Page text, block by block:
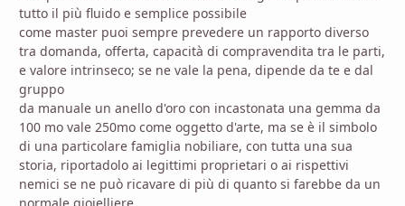
tutto il più fluido e semplice possibile
come master puoi sempre prevedere un rapporto diverso
tra domanda, offerta, capacità di compravendita tra le parti,
e valore intrinseco; se ne vale la pena, dipende da te e dal
gruppo
da manuale un anello d'oro con incastonata una gemma da
100 mo vale 250mo come oggetto d'arte, ma se è il simbolo
di una particolare famiglia nobiliare, con tutta una sua
storia, riportadolo ai legittimi proprietari o ai rispettivi
nemici se ne può ricavare di più di quanto si farebbe da un